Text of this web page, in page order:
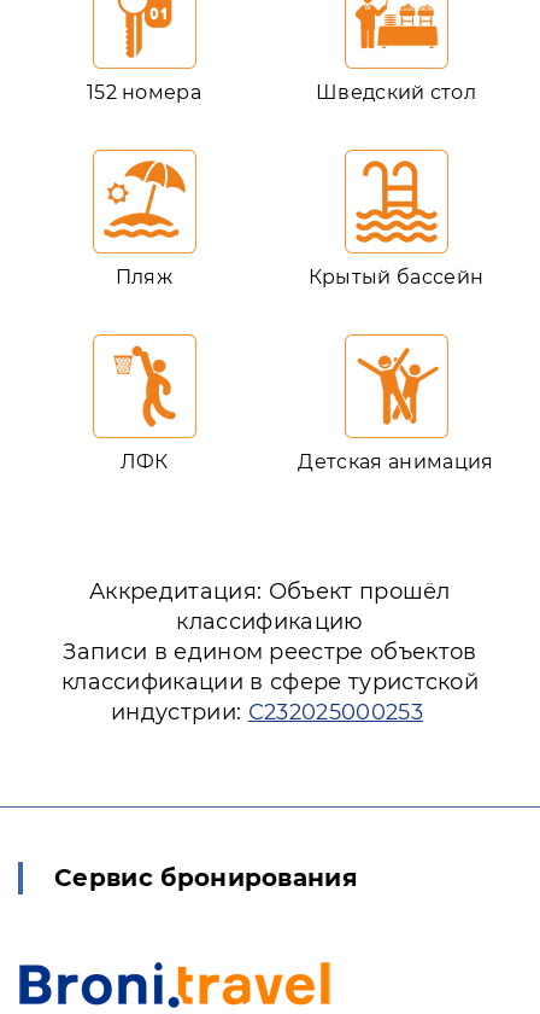
152 номера Шведский стол
Пляж Крытый бассейн
ЛФК Детская анимация
Аккредитация: Объект прошёл
классификацию
Записи в едином реестре объектов
классификации в сфере туристской
индустрии: С232025000253
Сервис бронирования